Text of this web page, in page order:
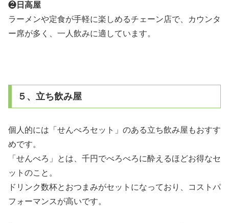
❷ 日高屋
ラーメンや定食が手軽に楽しめるチェーン店で、カウンタ
ー席が多く、一人飲みに適しています。
５、立ち飲み屋
個人的には「せんべろセット」のある立ち飲み屋もおすす
めです。
「せんべろ」とは、千円でべろべろに酔えるほどお得なセ
ットのこと。
ドリンク数杯とおつまみがセットになっており、コストパ
フォーマンスが高いです。